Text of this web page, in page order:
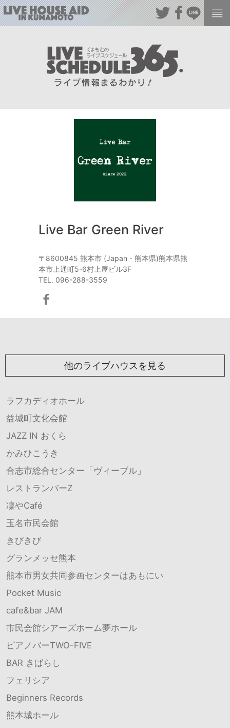
Live Bar Green River
〒8600845 熊本市 (Japan・熊本県)熊本県熊
本市上通町5-6村上屋ビル3F
TEL. 096-288-3559
他のライブハウスを見る
ラフカディオホール
益城町文化会館
JAZZ IN おくら
かみひこうき
合志市総合センター「ヴィーブル」
レストランバーZ
凜やCafé
玉名市民会館
きびきび
グランメッセ熊本
熊本市男女共同参画センターはあもにい
Pocket Music
cafe&bar JAM
市民会館シアーズホーム夢ホール
ピアノバーTWO-FIVE
BAR きばらし
フェリシア
Beginners Records
熊本城ホール